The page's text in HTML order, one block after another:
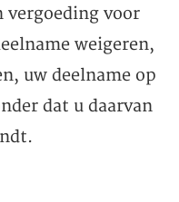
voor
weigeren,
uw deelname op
dat u daarvan